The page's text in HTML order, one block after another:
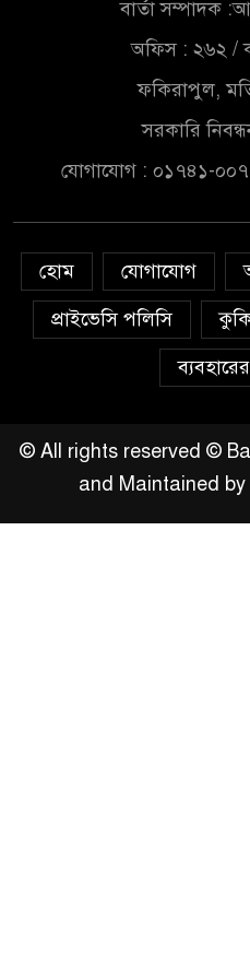
বার্তা সম্পাদক
অফিস : ২৬২ /
ফকিরাপুল,
সরকারি
যোগাযোগ : ০১৭৪১-
হোম যোগাযোগ
প্রাইভেসি পলিসি
© All rights reserved ©
and Maintained by